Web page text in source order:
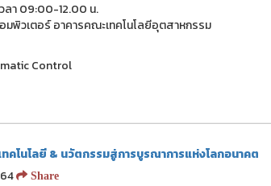
ลา 09:00-12.00 น.
มพิวเตอร์ อาคารคณะเทคโนโลยีอุตสาหกรรม
Control
ทคโนโลยี & นวัตกรรมสู่การบูรณาการแห่งโลกอนาคต
Share